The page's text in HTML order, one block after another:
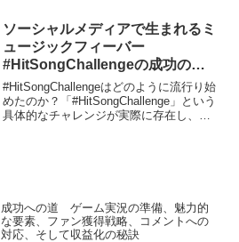
す。彼らはテキスト、画像、映像、音
楽、グラフィックなど多様な形...
ソーシャルメディアで生まれるミ
ュージックフィーバー
#HitSongChallengeの成功の秘
訣と社会的影響
#HitSongChallengeはどのように流行り始
めたのか？「#HitSongChallenge」という
具体的なチャレンジが実際に存在し、そ
成功への道 ゲーム実況の準備、魅力的
な要素、ファン獲得戦略、コメントへの
対応、そして収益化の秘訣